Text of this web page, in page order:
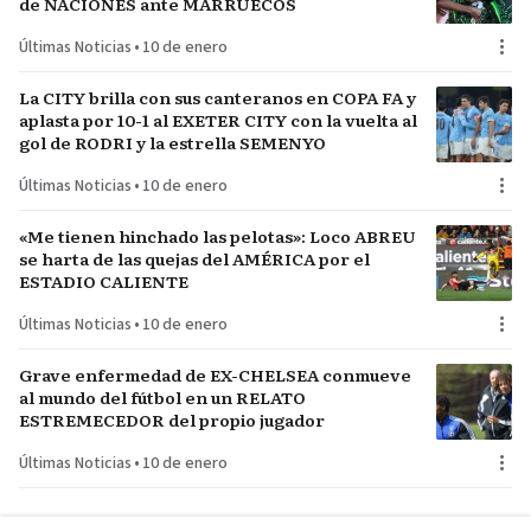
Últimas Noticias • 10 de enero
La CITY brilla con sus canteranos en COPA FA y
aplasta por 10-1 al EXETER CITY con la vuelta al
gol de RODRI y la estrella SEMENYO
Últimas Noticias • 10 de enero
«Me tienen hinchado las pelotas»: Loco ABREU
se harta de las quejas del AMÉRICA por el
ESTADIO CALIENTE
Últimas Noticias • 10 de enero
Grave enfermedad de EX-CHELSEA conmueve
al mundo del fútbol en un RELATO
ESTREMECEDOR del propio jugador
Últimas Noticias • 10 de enero